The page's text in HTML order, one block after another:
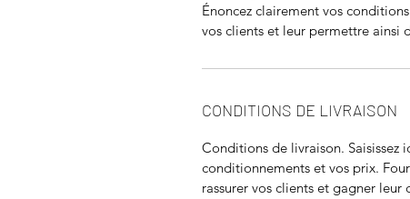
Énoncez clairement vos
vos clients et leur permettre ainsi
CONDITIONS DE LIVRAISON
Conditions de livraison. Saisissez
conditionnements et vos prix.
rassurer vos clients et gagner leur